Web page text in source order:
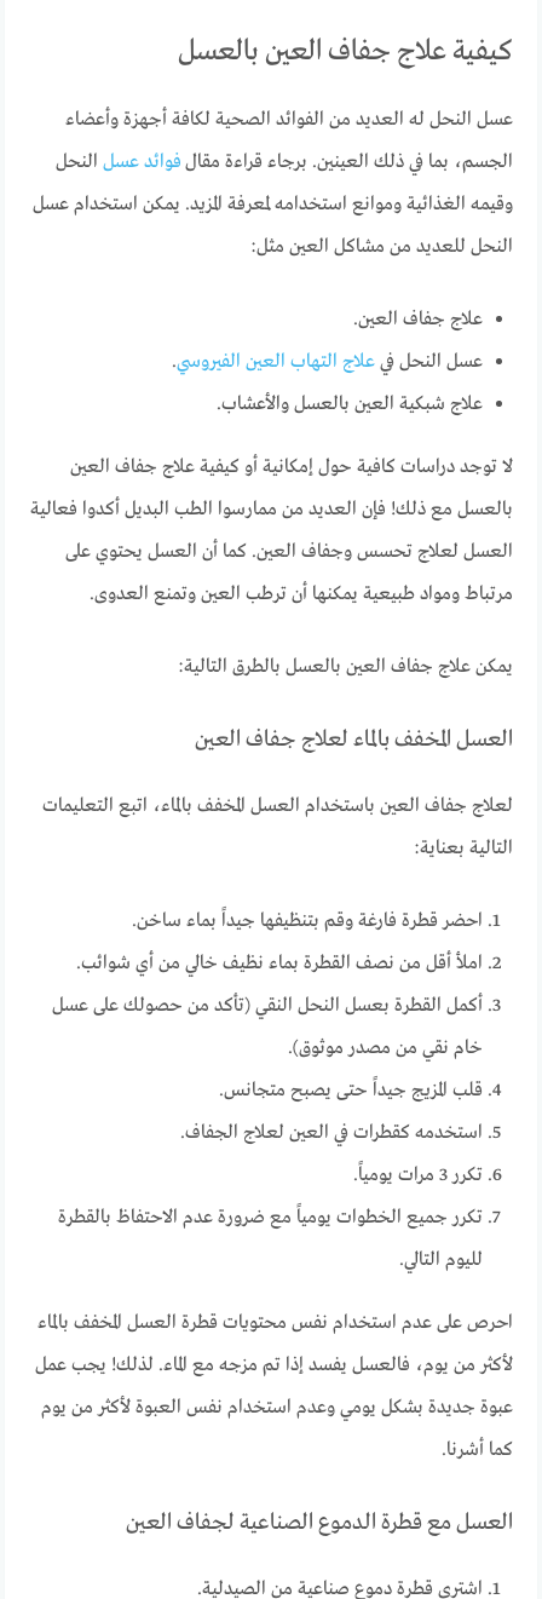
كيفية علاج جفاف العين بالعسل
عسل النحل له العديد من الفوائد الصحية لكافة أجهزة وأعضاء
الجسم، بما في ذلك العينين. برجاء قراءة مقال فوائد عسل النحل
وقيمه الغذائية وموانع استخدامه لمعرفة المزيد. يمكن استخدام عسل
النحل للعديد من مشاكل العين مثل:
علاج جفاف العين.
عسل النحل فيعلاج التهاب العين الفيروسي.
علاج شبكية العين بالعسل والأعشاب.
لا توجد دراسات كافية حول إمكانية أو كيفية علاج جفاف العين
بالعسل مع ذلك! فإن العديد من ممارسوا الطب البديل أكدوا فعالية
العسل لعلاج تحسس وجفاف العين. كما أن العسل يحتوي على
مرتباط ومواد طبيعية يمكنها أن ترطب العين وتمنع العدوى.
يمكن علاج جفاف العين بالعسل بالطرق التالية:
العسل المخفف بالماء لعلاج جفاف العين
لعلاج جفاف العين باستخدام العسل المخفف بالماء، اتبع التعليمات
التالية بعناية:
احضر قطرة فارغة وقم بتنظيفها جيداً بماء ساخن.
املأ أقل من نصف القطرة بماء نظيف خالي من أي شوائب.
أكمل القطرة بعسل النحل النقي (تأكد من حصولك على عسل
خام نقي من مصدر موثوق).
قلب المزيج جيداً حتى يصبح متجانس.
استخدمه كقطرات في العين لعلاج الجفاف.
تكرر 3 مرات يومياً.
تكرر جميع الخطوات يومياً مع ضرورة عدم الاحتفاظ بالقطرة
لليوم التالي.
احرص على عدم استخدام نفس محتويات قطرة العسل المخفف بالماء
لأكثر من يوم، فالعسل يفسد إذا تم مزجه مع الماء. لذلك! يجب عمل
عبوة جديدة بشكل يومي وعدم استخدام نفس العبوة لأكثر من يوم
كما أشرنا.
العسل مع قطرة الدموع الصناعية لجفاف العين
اشتري قطرة دموع صناعية من الصيدلية.